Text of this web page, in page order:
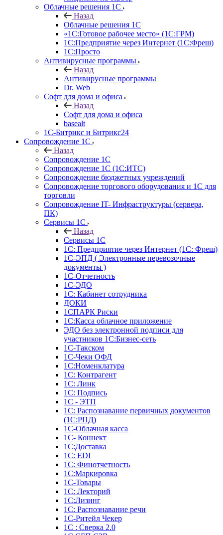
Облачные решения 1С
Назад
Облачные решения 1С
«1C:Готовое рабочее место» (1С:ГРМ)
1С:Предприятие через Интернет (1С:Фреш)
1С:Просто
Антивирусные программы
Назад
Антивирусные программы
Dr. Web
Софт для дома и офиса
Назад
Софт для дома и офиса
basealt
1С-Битрикс и Битрикс24
Сопровождение 1С
Назад
Сопровождение 1С
Сопровождение 1С (1С:ИТС)
Сопровождение бюджетных учреждений
Сопровождение торгового оборудования и 1С для
торговли
Сопровождение IT- Инфраструктуры (сервера,
ПК)
Сервисы 1С
Назад
Сервисы 1С
1С: Предприятие через Интернет (1С: Фреш)
1С-ЭПД ( Электронные перевозочные
документы )
1С-Отчетность
1С-ЭДО
1С: Кабинет сотрудника
ДОКИ
1СПАРК Риски
1С:Касса облачное приложение
ЭДО без электронной подписи для
участников 1С:Бизнес-сеть
1С-Такском
1С-Чеки ОФД
1С:Номенклатура
1С: Контрагент
1С: Линк
1С: Подпись
1С - ЭТП
1С: Распознавание первичных документов
(1С:РПД)
1С-Облачная касса
1С- Коннект
1С:Доставка
1С: EDI
1С: Финотчетность
1С:Маркировка
1С-Товары
1С: Лекторий
1С:Лизинг
1С: Распознавание речи
1C-Ритейл Чекер
1С : Сверка 2.0